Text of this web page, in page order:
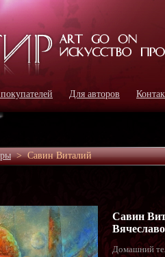
Для авторов
>Савин Виталий
Савин
Домашний